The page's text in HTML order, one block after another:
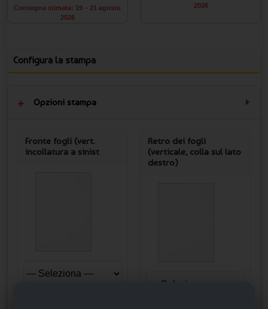
Consegna stimata: 19 – 21 agosto
2026
2026
Configura la stampa
Opzioni stampa
Fronte fogli (vert.
incollatura a sinist
Retro dei fogli
(verticale, colla sul lato
destro)